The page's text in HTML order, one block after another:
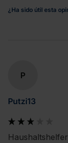
¿Ha sido útil esta
P
Putzi13